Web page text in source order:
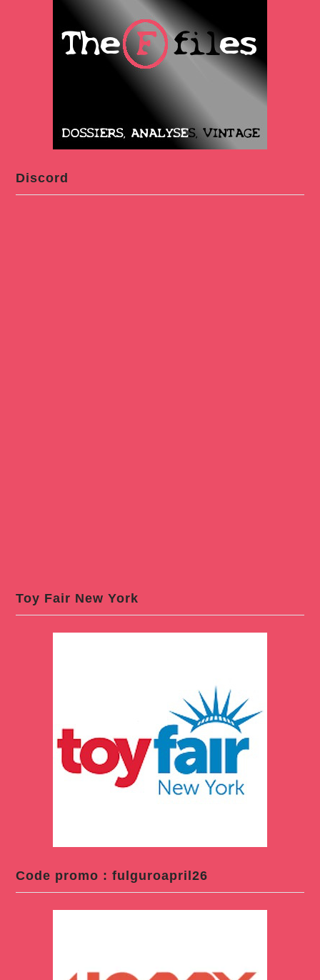
Discord
Toy Fair New York
Code promo : fulguroapril26